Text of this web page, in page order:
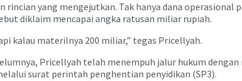
yang mengejutkan. Tak hanya dana
diklaim mencapai angka ratusan miliar rupiah.
kalau materilnya 200 miliar,” tegas Pricellyah.
Pricellyah telah menempuh jalur hukum
surat perintah penghentian penyidikan (SP3).